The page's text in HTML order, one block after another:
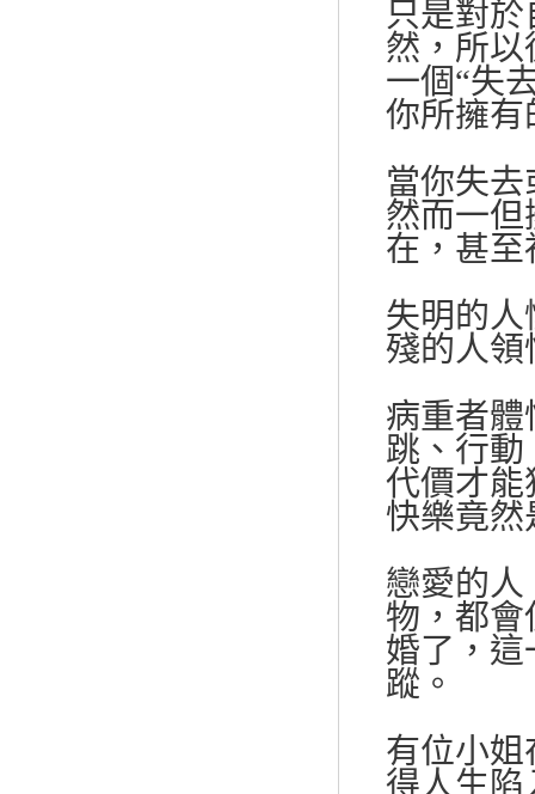
只是對
然，所
一個“失
你所擁有
當你失
然而一
在，甚至
失明的
殘的人領
病重者
跳、行
代價才
快樂竟然
戀愛的
物，都
婚了，
蹤。
有位小
得人生